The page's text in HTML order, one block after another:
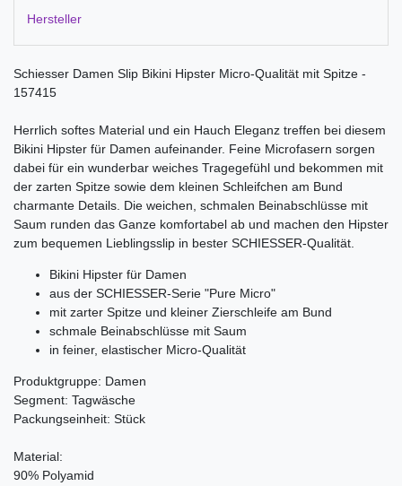
Hersteller
Schiesser Damen Slip Bikini Hipster Micro-Qualität mit Spitze -
157415
Herrlich softes Material und ein Hauch Eleganz treffen bei diesem
Bikini Hipster für Damen aufeinander. Feine Microfasern sorgen
dabei für ein wunderbar weiches Tragegefühl und bekommen mit
der zarten Spitze sowie dem kleinen Schleifchen am Bund
charmante Details. Die weichen, schmalen Beinabschlüsse mit
Saum runden das Ganze komfortabel ab und machen den Hipster
zum bequemen Lieblingsslip in bester SCHIESSER-Qualität.
Bikini Hipster für Damen
aus der SCHIESSER-Serie "Pure Micro"
mit zarter Spitze und kleiner Zierschleife am Bund
schmale Beinabschlüsse mit Saum
in feiner, elastischer Micro-Qualität
Produktgruppe: Damen
Segment: Tagwäsche
Packungseinheit: Stück
Material:
90% Polyamid